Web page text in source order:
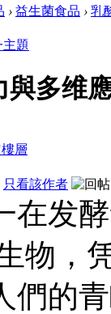
› 益生菌食品 › 乳
與多维
只看該作者
在发
物，
們的